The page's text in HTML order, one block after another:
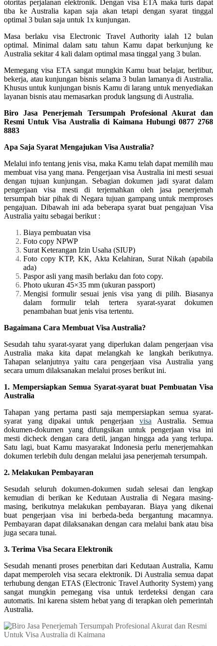
otoritas perjalanan elektronik. Dengan visa ETA maka turis dapat
tiba ke Australia kapan saja akan tetapi dengan syarat tinggal
optimal 3 bulan saja untuk 1x kunjungan.
Masa berlaku visa Electronic Travel Authority ialah 12 bulan
optimal. Minimal dalam satu tahun Kamu dapat berkunjung ke
Australia sekitar 4 kali dalam optimal masa tinggal yang 3 bulan.
Memegang visa ETA sangat mungkin Kamu buat belajar, berlibur,
bekerja, atau kunjungan bisnis selama 3 bulan lamanya di Australia.
Khusus untuk kunjungan bisnis Kamu di larang untuk menyediakan
layanan bisnis atau memasarkan produk langsung di Australia.
Biro Jasa Penerjemah Tersumpah Profesional Akurat dan
Resmi Untuk Visa Australia di Kaimana Hubungi 0877 2768
8883
Apa Saja Syarat Mengajukan Visa Australia?
Melalui info tentang jenis visa, maka Kamu telah dapat memilih mau
membuat visa yang mana. Pengerjaan visa Australia ini mesti sesuai
dengan tujuan kunjungan. Sebagian dokumen jadi syarat dalam
pengerjaan visa mesti di terjemahkan oleh jasa penerjemah
tersumpah biar pihak di Negara tujuan gampang untuk memproses
pengajuan. Dibawah ini ada beberapa syarat buat pengajuan Visa
Australia yaitu sebagai berikut :
Biaya pembuatan visa
Foto copy NPWP
Surat Keterangan Izin Usaha (SIUP)
Foto copy KTP, KK, Akta Kelahiran, Surat Nikah (apabila
ada)
Paspor asli yang masih berlaku dan foto copy.
Photo ukuran 45×35 mm (ukuran passport)
Mengisi formulir sesuai jenis visa yang di pilih. Biasanya
dalam formulir telah tertera syarat-syarat dokumen
penambahan buat jenis visa tertentu.
Bagaimana Cara Membuat Visa Australia?
Sesudah tahu syarat-syarat yang diperlukan dalam pengerjaan visa
Australia maka kita dapat melangkah ke langkah berikutnya.
Tahapan selanjutnya yaitu cara pengerjaan visa Australia yang
secara umum dilaksanakan melalui proses berikut ini.
1. Mempersiapkan Semua Syarat-syarat buat Pembuatan Visa
Australia
Tahapan yang pertama pasti saja mempersiapkan semua syarat-
syarat yang dipakai untuk pengerjaan visa Australia. Semua
dokumen-dokumen yang difungsikan untuk pengerjaan visa ini
mesti dicheck dengan cara detil, jangan hingga ada yang terlupa.
Satu lagi, buat Kamu masyarakat Indonesia perlu menerjemahkan
dokumen terlebih dulu dengan melalui jasa penerjemah tersumpah.
2. Melakukan Pembayaran
Sesudah seluruh dokumen-dokumen sudah selesai dan lengkap
kemudian di berikan ke Kedutaan Australia di Negara masing-
masing, berikutnya melakukan pembayaran. Biaya yang dikenai
buat pengerjaan visa ini berbeda-beda bergantung macamnya.
Pembayaran dapat dilaksanakan dengan cara melalui bank atau bisa
juga secara tunai.
3. Terima Visa Secara Elektronik
Sesudah menanti proses penerbitan dari Kedutaan Australia, Kamu
dapat memperoleh visa secara elektronik. Di Australia semua dapat
terhubung dengan ETAS (Electronic Travel Authority System) yang
sangat mungkin pemegang visa untuk terdeteksi dengan cara
automatis. Ini karena sistem hebat yang di terapkan oleh pemerintah
Australia.